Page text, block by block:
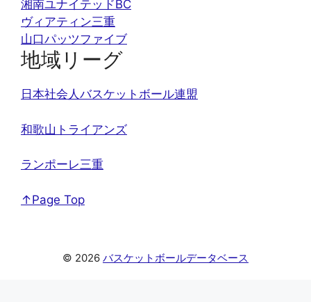
湘南ユナイテッドBC
ヴィアティン三重
山口パッツファイブ
地域リーグ
日本社会人バスケットボール連盟
和歌山トライアンズ
ランポーレ三重
↑Page Top
© 2026 バスケットボールデータベース